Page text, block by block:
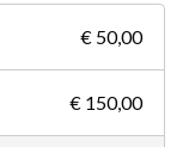
€ 50,00
€ 150,00